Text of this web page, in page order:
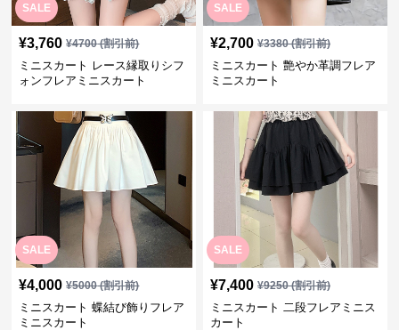
SALE
¥3,760 ¥4700(割引前)
ミニスカート レース縁取りシフ
ォンフレアミニスカート
SALE
¥2,700 ¥3380(割引前)
ミニスカート 艶やか革調フレア
ミニスカート
SALE
¥4,000 ¥5000(割引前)
ミニスカート 蝶結び飾りフレア
ミニスカート
SALE
¥7,400 ¥9250(割引前)
ミニスカート 二段フレアミニス
カート